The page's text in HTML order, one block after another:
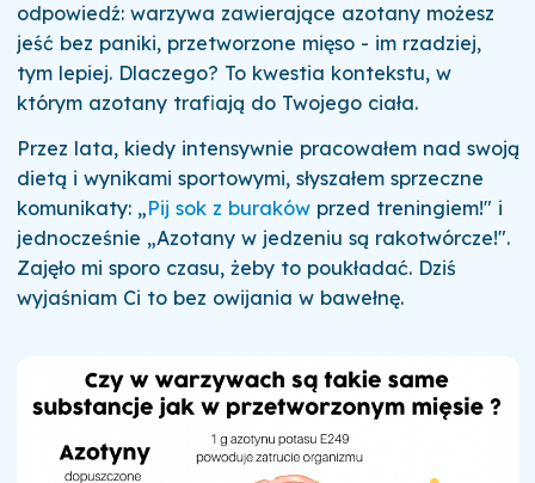
odpowiedź: warzywa zawierające azotany możesz
jeść bez paniki, przetworzone mięso - im rzadziej,
tym lepiej. Dlaczego? To kwestia kontekstu, w
którym azotany trafiają do Twojego ciała.
Przez lata, kiedy intensywnie pracowałem nad swoją
dietą i wynikami sportowymi, słyszałem sprzeczne
komunikaty: „Pij sok z burakówprzed treningiem!" i
jednocześnie „Azotany w jedzeniu są rakotwórcze!".
Zajęło mi sporo czasu, żeby to poukładać. Dziś
wyjaśniam Ci to bez owijania w bawełnę.